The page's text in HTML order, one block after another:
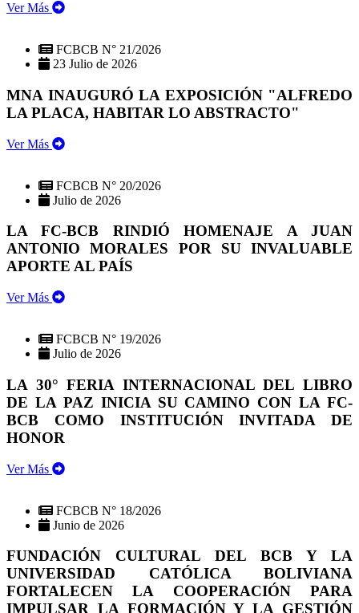
Ver Más
FCBCB N° 21/2026
23 Julio de 2026
MNA INAUGURÓ LA EXPOSICIÓN "ALFREDO
LA PLACA, HABITAR LO ABSTRACTO"
Ver Más
FCBCB N° 20/2026
Julio de 2026
LA FC-BCB RINDIÓ HOMENAJE A JUAN
ANTONIO MORALES POR SU INVALUABLE
APORTE AL PAÍS
Ver Más
FCBCB N° 19/2026
Julio de 2026
LA 30° FERIA INTERNACIONAL DEL LIBRO
DE LA PAZ INICIA SU CAMINO CON LA FC-
BCB COMO INSTITUCIÓN INVITADA DE
HONOR
Ver Más
FCBCB N° 18/2026
Junio de 2026
FUNDACIÓN CULTURAL DEL BCB Y LA
UNIVERSIDAD CATÓLICA BOLIVIANA
FORTALECEN LA COOPERACIÓN PARA
IMPULSAR LA FORMACIÓN Y LA GESTIÓN